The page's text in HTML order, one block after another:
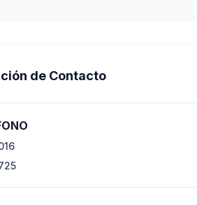
de Contacto